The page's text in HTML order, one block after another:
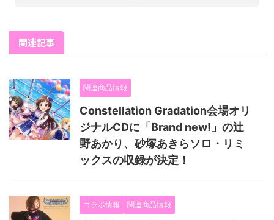
関連記事
関連商品情報
Constellation Gradation会場オリ
ジナルCDに「Brand new!」の辻
野あかり、砂塚あきらソロ・リミ
ックスの収録が決定！
コラボ情報 関連商品情報